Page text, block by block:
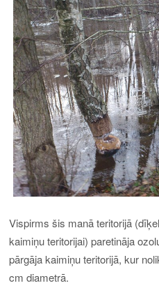
Vispirms šis manā teritorijā
kaimiņu teritorijai) paretināja
pārgāja kaimiņu teritorijā, kur
cm diametrā.